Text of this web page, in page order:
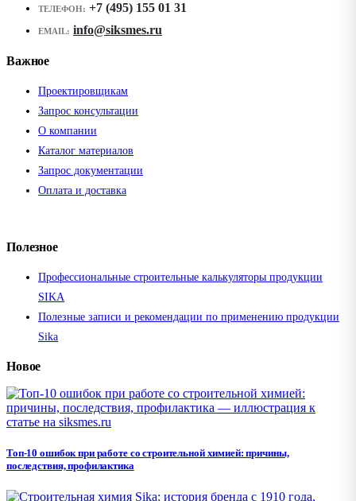
ТЕЛЕФОН: +7 (495) 155 01 31
EMAIL: info@siksmes.ru
Важное
Проектировщикам
Запрос консультации
О компании
Каталог материалов
Запрос документации
Оплата и доставка
Полезное
Профессиональные строительные калькуляторы продукции
SIKA
Полезные записи и рекомендации по применению продукции
Sika
Новое
Топ-10 ошибок при работе со строительной химией: причины,
последствия, профилактика